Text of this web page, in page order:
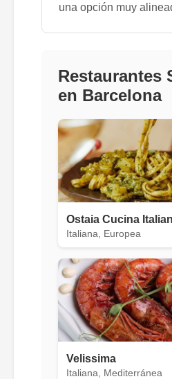
una opción muy
Restaurantes
en Barcelona
Ostaia Cucina
Italiana, Europea
Velissima
Italiana, Mediterránea